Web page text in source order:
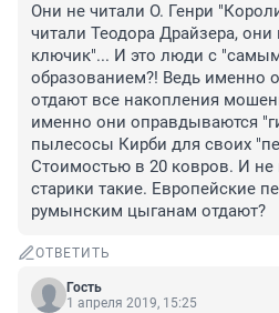
Они не читали О. Генри
читали Теодора Драйзера,
ключик"... И это люди с
образованием?! Ведь именно
отдают все накопления
именно они оправдываются
пылесосы Кирби для своих
Стоимостью в 20 ковров. И не
старики такие. Европейские
румынским цыганам отдают?
ОТВЕТИТЬ
Гость
1 апреля 2019, 15:25